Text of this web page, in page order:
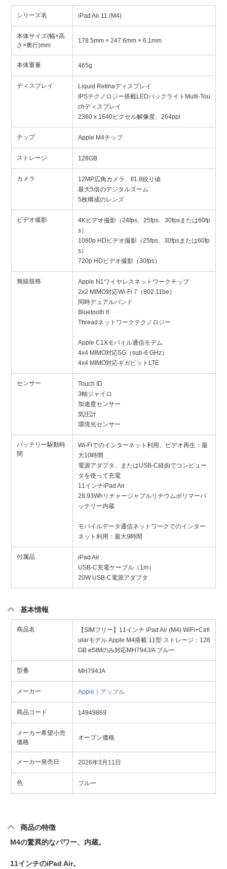
シリーズ名 iPad Air 11 (M4)
本体サイズ(幅×高
さ×奥行)mm
178.5mm × 247.6mm × 6.1mm
本体重量 465g
ディスプレイ
Liquid Retinaディスプレイ
IPSテクノロジー搭載LEDバックライトMulti-Tou
chディスプレイ
2360 x 1640ピクセル解像度、264ppi
チップ Apple M4チップ
ストレージ 128GB
カメラ
12MP広角カメラ、f/1.8絞り値
最大5倍のデジタルズーム
5枚構成のレンズ
ビデオ撮影
4Kビデオ撮影（24fps、25fps、30fpsまたは60fp
s）
1080p HDビデオ撮影（25fps、30fpsまたは60fp
s）
720p HDビデオ撮影（30fps）
無線規格
Apple N1ワイヤレスネットワークチップ
2x2 MIMO対応Wi-Fi 7（802.11be）
同時デュアルバンド
Bluetooth 6
Threadネットワークテクノロジー
Apple C1Xモバイル通信モデム
4x4 MIMO対応5G（sub-6 GHz）
4x4 MIMO対応ギガビットLTE
センサー
Touch ID
3軸ジャイロ
加速度センサー
気圧計
環境光センサー
バッテリー駆動時
間
Wi-Fiでのインターネット利用、ビデオ再生：最
大10時間
電源アダプタ、またはUSB-C経由でコンピュー
タを使って充電
11インチiPad Air
28.93Whリチャージャブルリチウムポリマーバ
ッテリー内蔵
モバイルデータ通信ネットワークでのインター
ネット利用：最大9時間
付属品
iPad Air
USB-C充電ケーブル（1m）
20W USB-C電源アダプタ
基本情報
商品名
【SIMフリー】11インチ iPad Air (M4) WiFi+Cell
ularモデル Apple M4搭載 11型 ストレージ：128
GB eSIMのみ対応MH794J/A ブルー
型番 MH794JA
メーカー Apple｜アップル
商品コード 14949869
メーカー希望小売
価格
オープン価格
メーカー発売日 2026年3月11日
色 ブルー
商品の特徴
M4の驚異的なパワー、内蔵。
11インチのiPad Air。